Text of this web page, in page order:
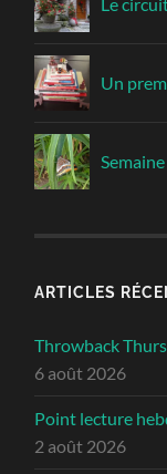
Le
Un
ARTICLES
Throwback
6 août 2026
Point lecture
2 août 2026